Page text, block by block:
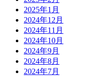
2025年1月
2024年12月
2024年11月
2024年10月
2024年9月
2024年8月
2024年7月